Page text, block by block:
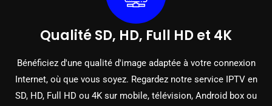
Qualité SD, HD, Full HD et 4K
Bénéficiez d'une qualité d'image adaptée à votre connexion
Internet, où que vous soyez. Regardez notre service IPTV en
SD, HD, Full HD ou 4K sur mobile, télévision, Android box ou